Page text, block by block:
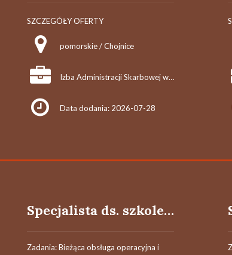
SZCZEGÓŁY OFERTY
pomorskie / Chojnice
Izba Administracji Skarbowej w Gdańsku
Data dodania: 2026-07-28
Specjalista ds. szkoleń / Specjalistka ds. szkoleń
Zadania: Bieżąca obsługa operacyjna i